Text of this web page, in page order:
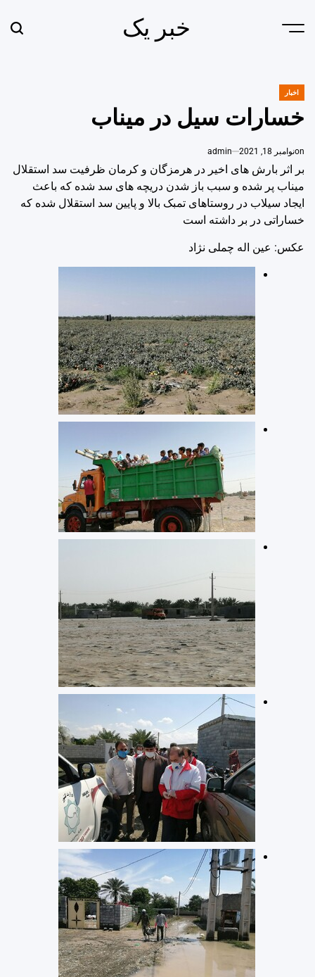
Menu خبر یک
POSTED
اخبار
خسارات سیل در میناب
onنوامبر 18, 2021 admin
بر اثر بارش های اخیر در هرمزگان و کرمان ظرفیت سد استقلال
میناب پر شده و سبب باز شدن دریچه های سد شده که باعث
ایجاد سیلاب در روستاهای تمبک بالا و پایین سد استقلال شده که
خساراتی در بر داشته است
عکس: عین اله چملی نژاد